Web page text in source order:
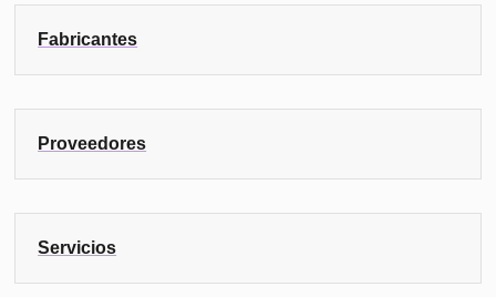
Fabricantes
Proveedores
Servicios